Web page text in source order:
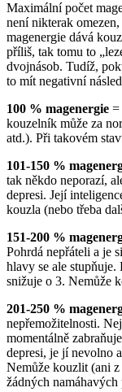
Maximální počet
není nikterak
magenergie dává
příliš, tak tomu to
dvojnásob. Tudíž,
to mít negativní
100 % magenergie =
kouzelník může za
atd.). Při takovém
101-150 %
tak někdo neporazí,
depresi. Její
kouzla (nebo třeba
151-200 %
Pohrdá nepřáteli a je
hlavy se ale stupňuje.
snižuje o 3. Nemůže
201-250 %
nepřemožitelnosti.
momentálně
depresi, je jí nevolno
Nemůže kouzlit (ani
žádných